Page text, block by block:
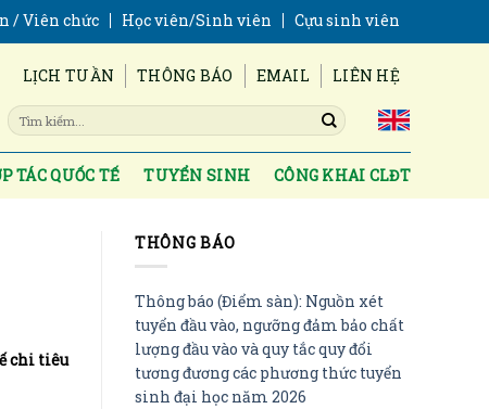
/ Viên chức Học viên/Sinh viên Cựu sinh viên
LỊCH TUẦN THÔNG BÁO EMAIL LIÊN HỆ
TÁC QUỐC TẾ TUYỂN SINH CÔNG KHAI CLĐT
chi tiêu
THÔNG BÁO
Thông báo (Điểm sàn): Nguồn xét
tuyển đầu vào, ngưỡng đảm bảo chất
lượng đầu vào và quy tắc quy đổi
tương đương các phương thức tuyển
sinh đại học năm 2026